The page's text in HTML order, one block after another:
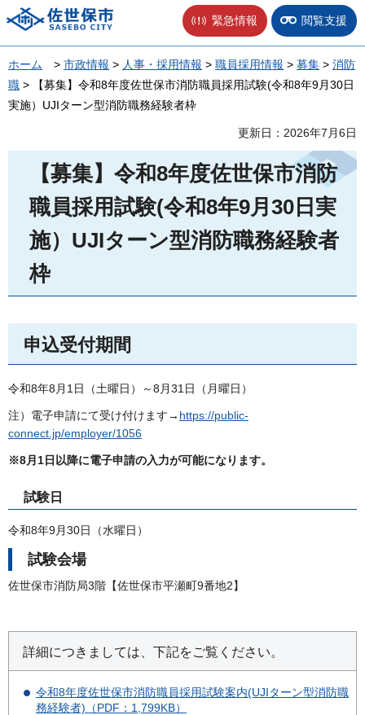
佐世保市 緊急情報 閲覧支援
ホーム > 市政情報 > 人事・採用情報 > 職員採用情報 > 募集 > 消防
職 > 【募集】令和8年度佐世保市消防職員採用試験(令和8年9月30日
実施）UJIターン型消防職務経験者枠
更新日：2026年7月6日
【募集】令和8年度佐世保市消防
職員採用試験(令和8年9月30日実
施）UJIターン型消防職務経験者
枠
申込受付期間
令和8年8月1日（土曜日）～8月31日（月曜日）
注）電子申請にて受け付けます→ https://public-
connect.jp/employer/1056
※8月1日以降に電子申請の入力が可能になります。
試験日
令和8年9月30日（水曜日）
試験会場
佐世保市消防局3階【佐世保市平瀬町9番地2】
詳細につきましては、下記をご覧ください。
令和8年度佐世保市消防職員採用試験案内(UJIターン型消防職
務経験者)（PDF：1,799KB）